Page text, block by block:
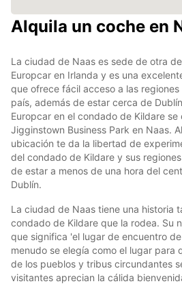
Alquila un coche en
La ciudad de Naas es sede de otra
Europcar en Irlanda y es una
que ofrece fácil acceso a las
país, además de estar cerca de
Europcar en el condado de Kildare se
Jigginstown Business Park en Naas.
ubicación te da la libertad de
del condado de Kildare y sus
de estar a menos de una hora del
Dublín.
La ciudad de Naas tiene una historia
condado de Kildare que la rodea. Su
que significa 'el lugar de encuentro
menudo se elegía como el lugar para
de los pueblos y tribus circundantes
visitantes aprecian la cálida